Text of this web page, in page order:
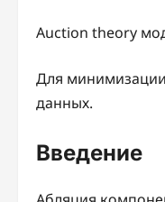
Auction theory
Для
данных.
Введение